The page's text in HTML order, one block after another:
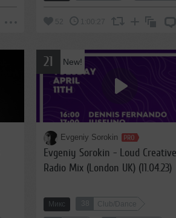
52 1:00:27
21 New!
Evgeniy Sorokin
Evgeniy Sorokin - Loud Creative
Radio Mix (London UK) (11.04.23)
Микс 38 Club/Dance